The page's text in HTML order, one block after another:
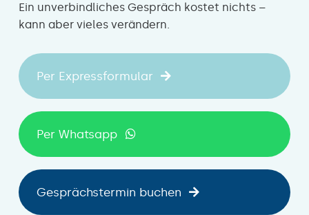
Ein unverbindliches Gespräch kostet nichts –
kann aber vieles verändern.
Per Expressformular
Per Whatsapp
Gesprächstermin buchen